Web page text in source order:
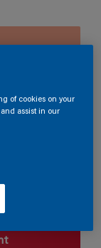
of cookies on your
assist in our